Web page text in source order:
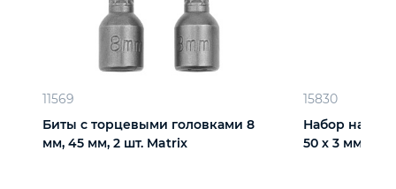
11569
Биты с торцевыми головками 8
мм, 45 мм, 2 шт. Matrix
15830
Набор
50 х 3 мм, 5